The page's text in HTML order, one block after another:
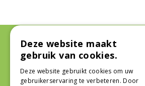
Algemeen
Deze website maakt
gebruik van cookies.
Deze website gebruikt cookies om uw
gebruikerservaring te verbeteren. Door